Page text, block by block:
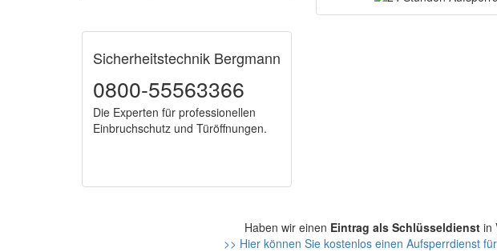
Sicherheitstechnik Bergmann
0800-55563366
Die Experten für professionellen
Einbruchschutz und Türöffnungen.
Haben wir einen Eintrag als Schlüsseldienstin
>> Hier können Sie kostenlos einen Aufsperrdienst